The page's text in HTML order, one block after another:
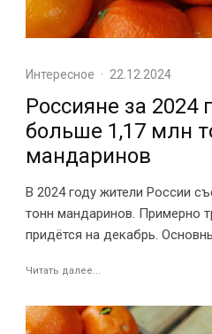
Интересное · 22.12.2024
Россияне за 2024
больше 1,17 млн
мандаринов
В 2024 году жители России
тонн мандаринов. Примерно
придётся на декабрь.
Читать далее...